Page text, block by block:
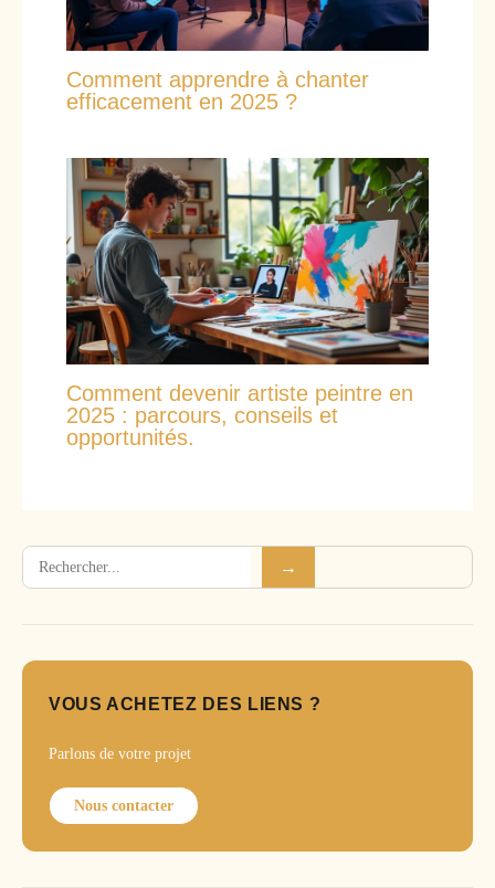
Comment apprendre à chanter
efficacement en 2025 ?
Comment devenir artiste peintre en
2025 : parcours, conseils et
opportunités.
Rechercher →
VOUS ACHETEZ DES LIENS ?
Parlons de votre projet
Nous contacter